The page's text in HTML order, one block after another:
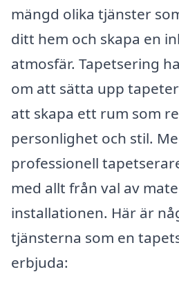
mängd olika tjänster
ditt hem och skapa en
atmosfär. Tapetsering
om att sätta upp
att skapa ett rum som
personlighet och stil.
professionell
med allt från val av
installationen. Här är
tjänsterna som en
erbjuda: